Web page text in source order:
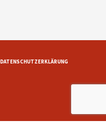
DATENSCHUTZERKLÄRUNG